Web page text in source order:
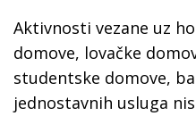
Aktivnosti vezane uz
domove, lovačke
studentske domove,
jednostavnih usluga